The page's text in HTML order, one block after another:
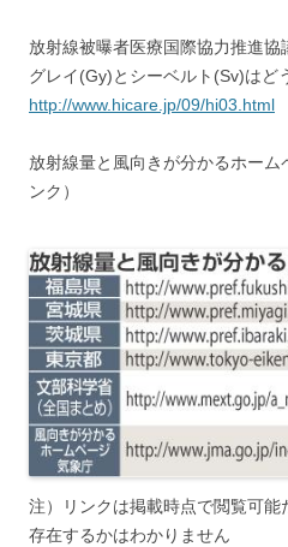
放射線被曝者医療国際協力推進協
グレイ(Gy)とシーベルト(Sv)はど
http://www.hicare.jp/09/hi03.html
放射線量と風向きが分かるホーム
ンク）
注）リンクは掲載時点で閲覧可
存在するかはわかりません